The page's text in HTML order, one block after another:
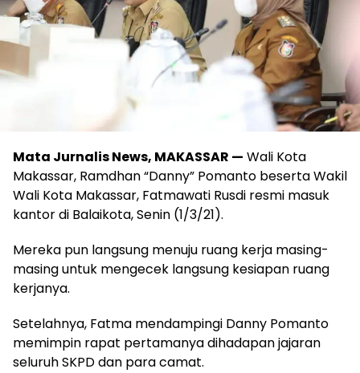
Mata Jurnalis News, MAKASSAR — Wali Kota
Makassar, Ramdhan “Danny” Pomanto beserta Wakil
Wali Kota Makassar, Fatmawati Rusdi resmi masuk
kantor di Balaikota, Senin (1/3/21).
Mereka pun langsung menuju ruang kerja masing-
masing untuk mengecek langsung kesiapan ruang
kerjanya.
Setelahnya, Fatma mendampingi Danny Pomanto
memimpin rapat pertamanya dihadapan jajaran
seluruh SKPD dan para camat.